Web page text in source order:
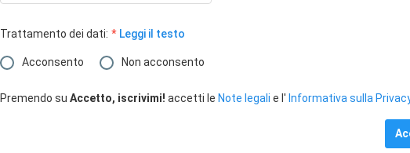
Trattamento dei dati: Leggi il testo
Acconsento Non acconsento
Premendo su Accetto, iscrivimi! accetti le Note legali e l' Informativa sulla